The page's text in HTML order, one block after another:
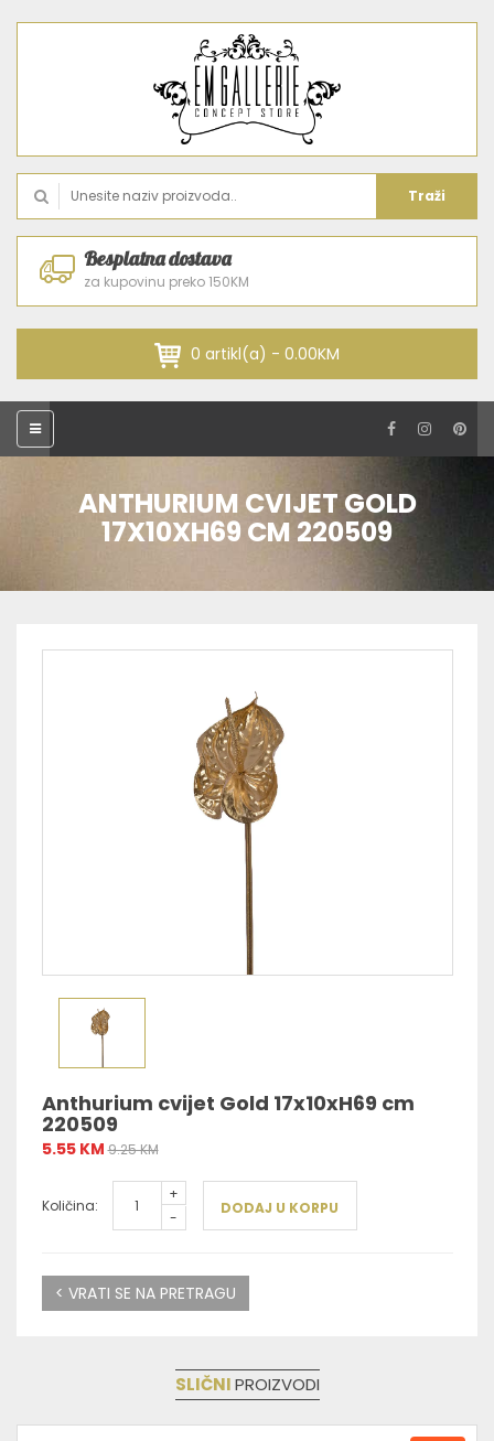
Traži
Besplatna dostava
za kupovinu preko 150KM
0 artikl(a) - 0.00KM
ANTHURIUM CVIJET GOLD
17X10XH69 CM 220509
Anthurium cvijet Gold 17x10xH69 cm
220509
5.55 KM 9.25 KM
Količina:
+
-
DODAJ U KORPU
< VRATI SE NA PRETRAGU
SLIČNIPROIZVODI